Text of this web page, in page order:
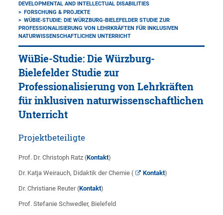
DEVELOPMENTAL AND INTELLECTUAL DISABILITIES
FORSCHUNG & PROJEKTE
WÜBIE-STUDIE: DIE WÜRZBURG-BIELEFELDER STUDIE ZUR
PROFESSIONALISIERUNG VON LEHRKRÄFTEN FÜR INKLUSIVEN
NATURWISSENSCHAFTLICHEN UNTERRICHT
WüBie-Studie: Die Würzburg-
Bielefelder Studie zur
Professionalisierung von Lehrkräften
für inklusiven naturwissenschaftlichen
Unterricht
Projektbeteiligte
Prof. Dr. Christoph Ratz (Kontakt)
Dr. Katja Weirauch, Didaktik der Chemie ( Kontakt)
Dr. Christiane Reuter (Kontakt)
Prof. Stefanie Schwedler, Bielefeld